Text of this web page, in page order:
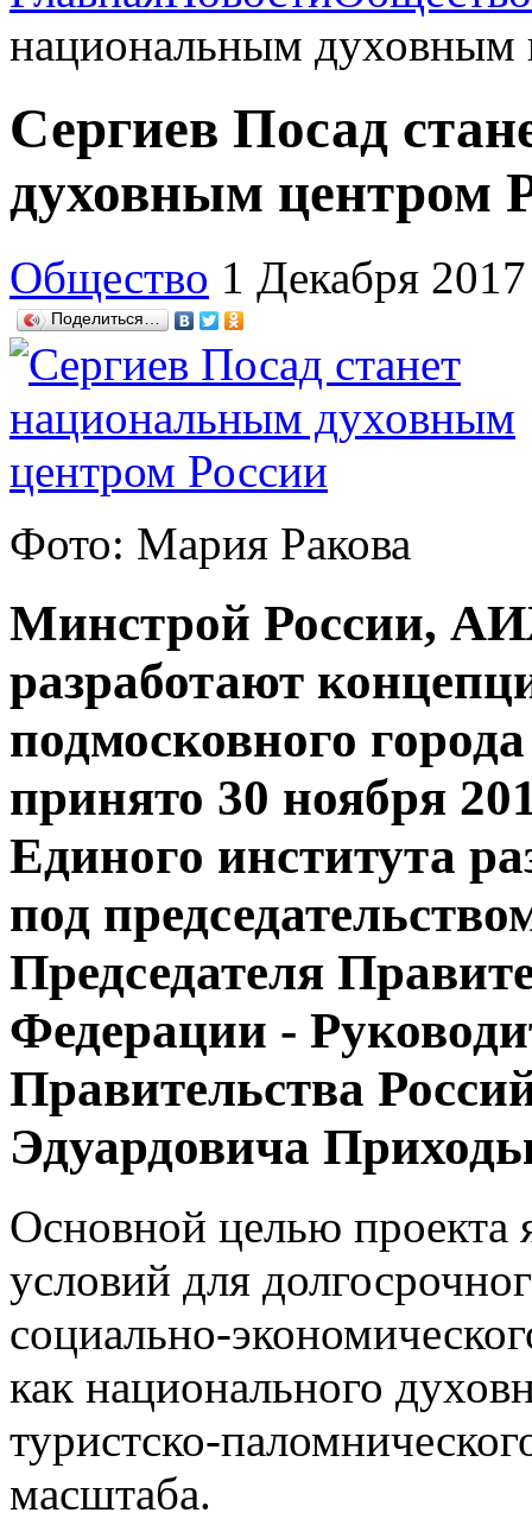
национальным духовным
Сергиев Посад
духовным центром
Общество 1 Декабря 2017
Поделиться…
Фото: Мария Ракова
Минстрой России,
разработают
подмосковного
принято 30 ноября
Единого института
под
Председателя
Федерации -
Правительства
Эдуардовича
Основной целью проекта
условий для
социально-
как национального
туристско-
масштаба.